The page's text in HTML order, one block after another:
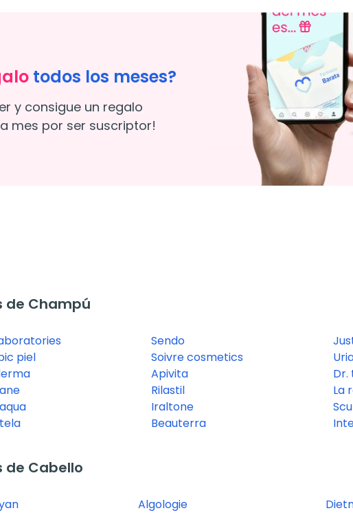
todos los meses?
y consigue un regalo
mes por ser suscriptor!
de Champú
piel
Sendo
Soivre cosmetics
Apivita
Rilastil
Iraltone
Beauterra
Dr.
La
Cabello
Algologie